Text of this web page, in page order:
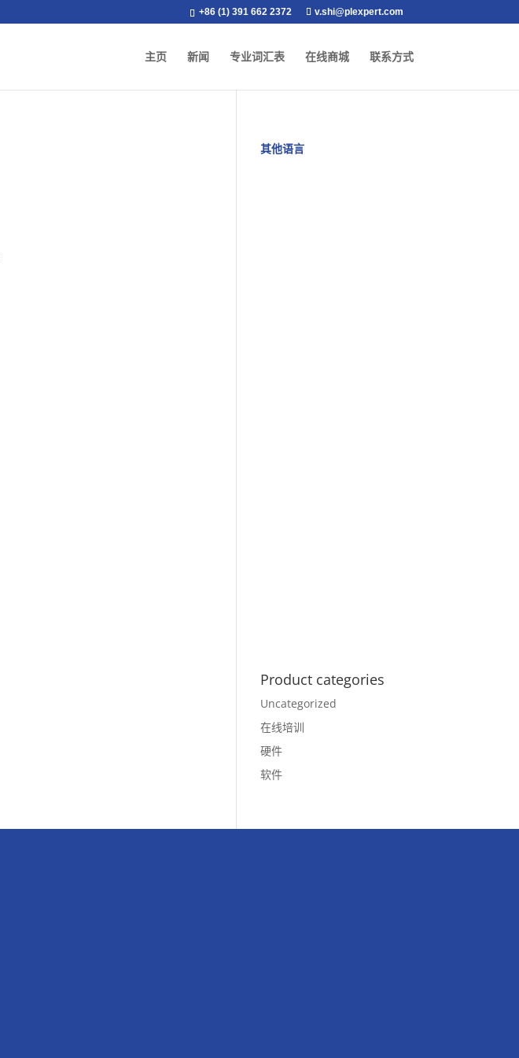
+86 (1) 391 662 2372 v.shi@plexpert.com
主页 新闻 专业词汇表 在线商城 联系方式
其他语言
Product categories
Uncategorized
在线培训
硬件
软件